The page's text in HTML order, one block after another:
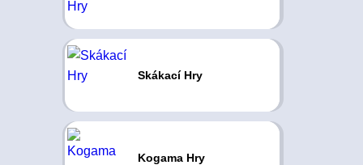
Skákací Hry
Kogama Hry